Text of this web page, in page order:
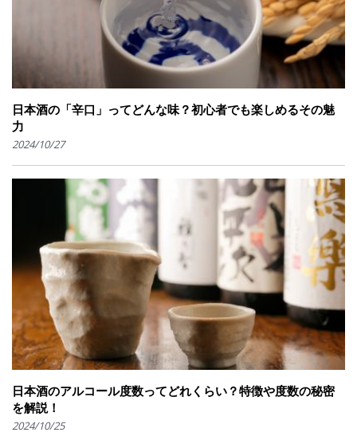
日本酒の「辛口」ってどんな味？初心者でも楽しめるその魅
力
2024/10/27
日本酒のアルコール度数ってどれくらい？特徴や度数の秘密
を解説！
2024/10/25